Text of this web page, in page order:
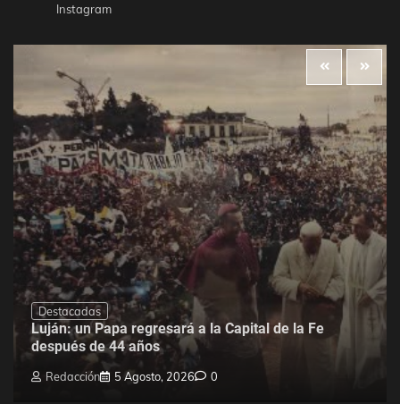
Instagram
Destacadas
Luján: un Papa regresará a la Capital de la Fe
después de 44 años
Redacción 5 Agosto, 2026 0